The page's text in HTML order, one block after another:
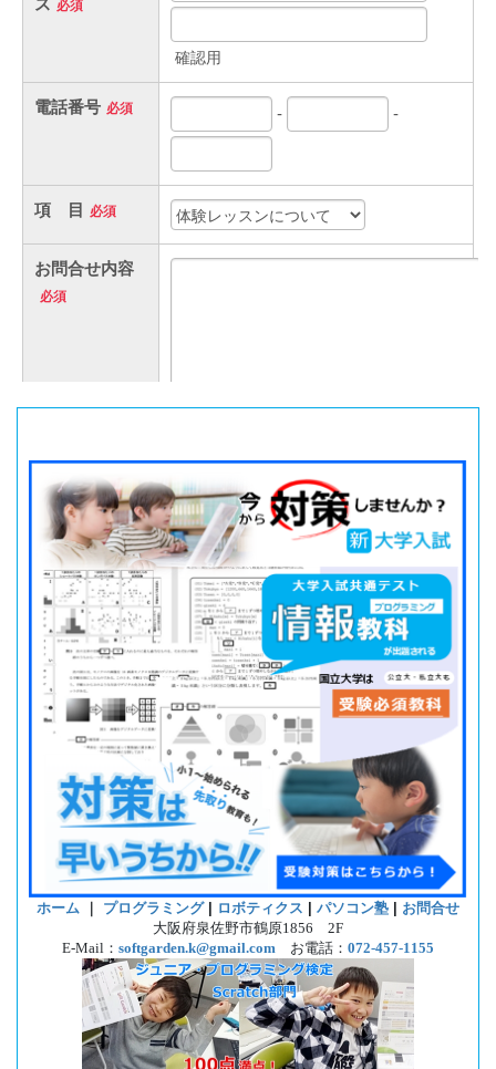
ホーム プログラミング| ロボティクス パソコン塾
お問合せ
大阪府泉佐野市鶴原1856 2F
E-Mail： softgarden.k@gmail.com お電話： 072-457-1155